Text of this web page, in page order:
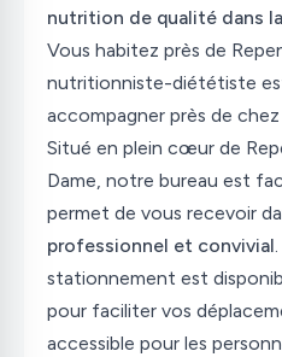
nutrition de qualité dans
Vous habitez près de
nutritionniste-diététiste
accompagner près de chez
Situé en plein cœur de
Dame, notre bureau est
permet de vous recevoir
professionnel et convivial
stationnement est
pour faciliter vos
accessible pour les